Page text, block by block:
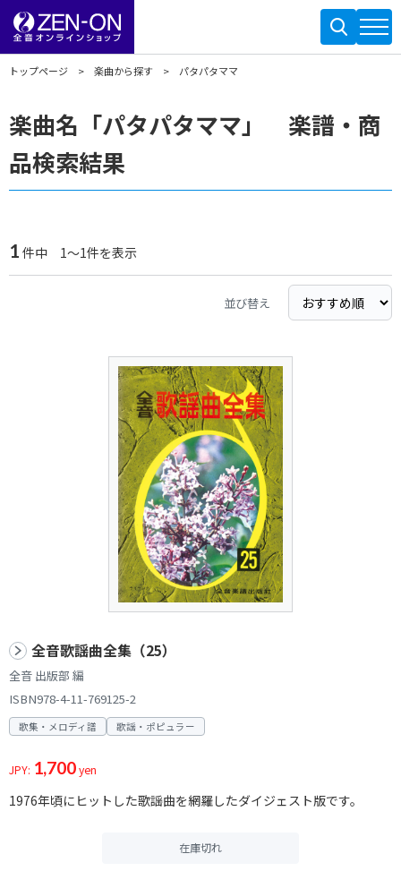
トップページ 楽曲から探す パタパタママ
楽曲名「パタパタママ」 楽譜・商
品検索結果
1 件中 1～1件を表示
並び替え
全音歌謡曲全集（25）
全音 出版部 編
ISBN978-4-11-769125-2
歌集・メロディ譜 歌謡・ポピュラー
JPY: 1,700yen
1976年頃にヒットした歌謡曲を網羅したダイジェスト版です。
在庫切れ